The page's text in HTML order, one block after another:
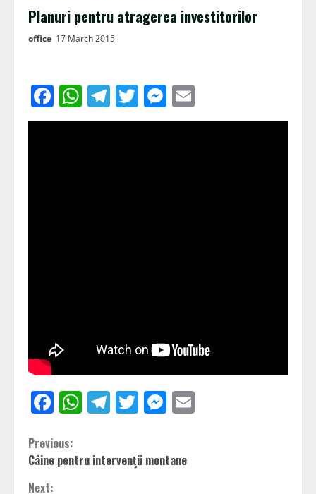
Planuri pentru atragerea investitorilor
office 17 March 2015
Facebook
WhatsApp
Telegram
TwitterMessenger
Facebook
WhatsApp
Telegram
TwitterMessenger
Continue
Reading
Previous:
Câine pentru intervenţii montane
Next: